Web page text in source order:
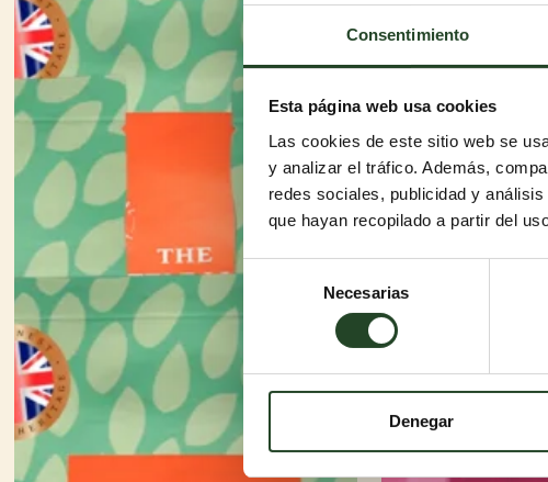
Consentimiento
Esta página web usa cookies
Las cookies de este sitio web se
y analizar el tráfico. Además,
redes sociales, publicidad y
que hayan recopilado a partir del
Selección
consentimiento
Necesarias
Denegar